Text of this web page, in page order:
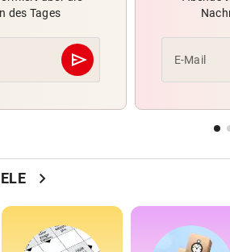
des Tages
send
Abschicken E-Mail
chevron_right